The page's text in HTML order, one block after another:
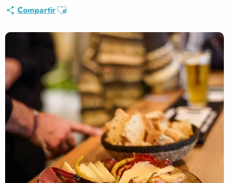
CompartirAjouter aux favoris